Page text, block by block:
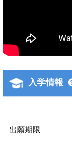
入学情報
出願期限